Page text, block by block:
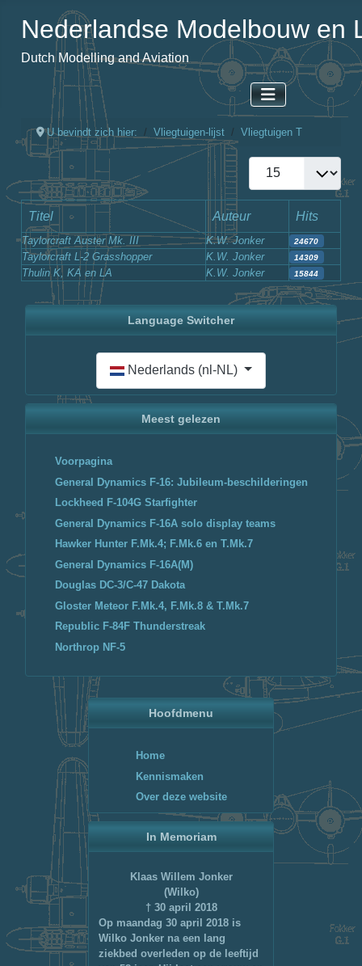
Nederlandse Modelbouw en
Dutch Modelling and Aviation
Hoofdmenu
Home
Kennismaken
Over deze website
In Memoriam
Klaas Willem Jonker
(Wilko)
† 30 april 2018
Op maandag 30 april 2018 is
Wilko Jonker na een lang
ziekbed overleden op de leeftijd
U bevindt zich hier: Vliegtuigen-lijst Vliegtuigen T
Toon #
Artikelen
Titel Auteur Hits
Taylorcraft Auster Mk. III K.W. Jonker 24670
Taylorcraft L-2 Grasshopper K.W. Jonker 14309
Thulin K, KA en LA K.W. Jonker 15844
Language Switcher
Selecteer de taal
Nederlands (nl-NL)
Meest gelezen
Voorpagina
General Dynamics F-16: Jubileum-beschilderingen
Lockheed F-104G Starfighter
General Dynamics F-16A solo display teams
Hawker Hunter F.Mk.4; F.Mk.6 en T.Mk.7
General Dynamics F-16A(M)
Douglas DC-3/C-47 Dakota
Gloster Meteor F.Mk.4, F.Mk.8 & T.Mk.7
Republic F-84F Thunderstreak
Northrop NF-5